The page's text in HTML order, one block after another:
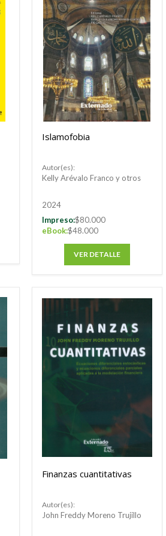
Islamofobia
Autor(es):
Kelly Arévalo Franco y otros
2024
Impreso:$80.000
eBook:$48.000
VER DETALLE
Finanzas cuantitativas
Autor(es):
John Freddy Moreno Trujillo